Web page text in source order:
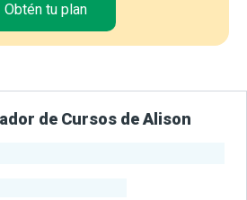
Obtén tu plan
de Cursos de Alison